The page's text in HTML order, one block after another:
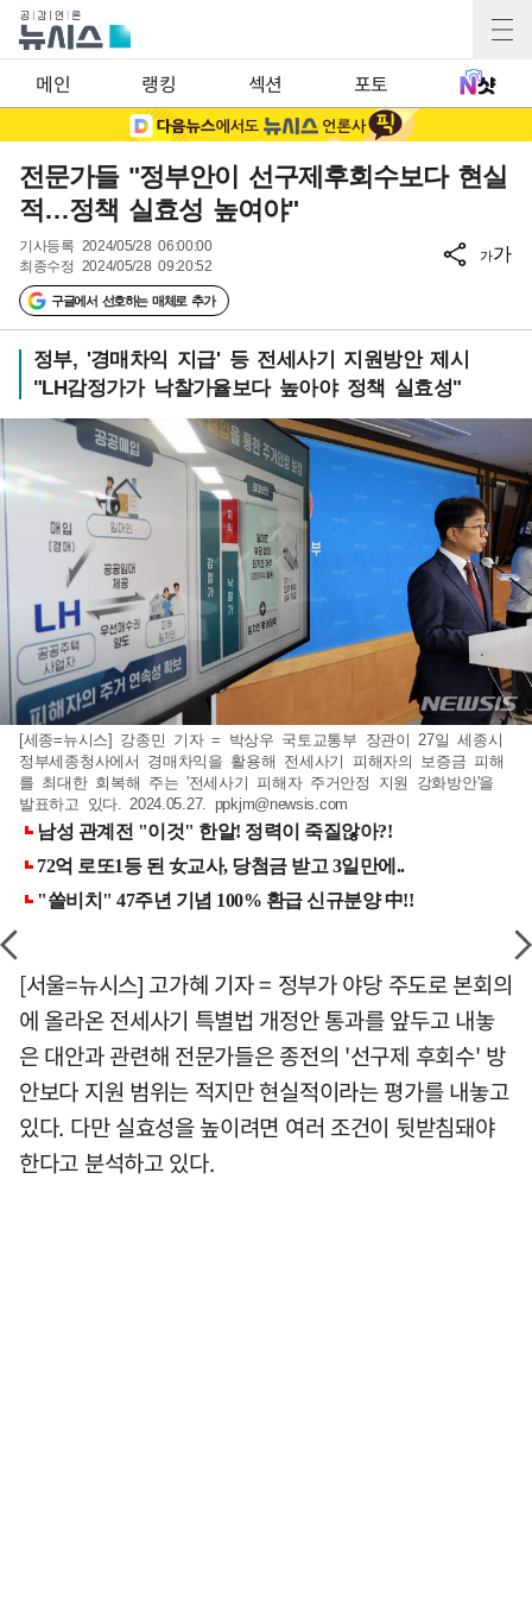
메인 랭킹 섹션 포토
전문가들 "정부안이 선구제후회수보다 현실
적…정책 실효성 높여야"
기사등록 2024/05/28 06:00:00
최종수정 2024/05/28 09:20:52
구글에서 선호하는 매체로 추가
가가
정부, '경매차익 지급' 등 전세사기 지원방안 제시
"LH감정가가 낙찰가율보다 높아야 정책 실효성"
[세종=뉴시스] 강종민 기자 = 박상우 국토교통부 장관이 27일 세종시
정부세종청사에서 경매차익을 활용해 전세사기 피해자의 보증금 피해
를 최대한 회복해 주는 '전세사기 피해자 주거안정 지원 강화방안'을
발표하고 있다. 2024.05.27. ppkjm@newsis.com
[서울=뉴시스] 고가혜 기자 = 정부가 야당 주도로 본회의
에 올라온 전세사기 특별법 개정안 통과를 앞두고 내놓
은 대안과 관련해 전문가들은 종전의 '선구제 후회수' 방
안보다 지원 범위는 적지만 현실적이라는 평가를 내놓고
있다. 다만 실효성을 높이려면 여러 조건이 뒷받침돼야
한다고 분석하고 있다.